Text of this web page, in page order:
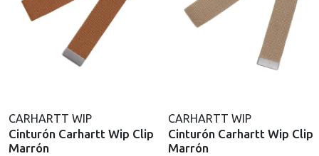
CARHARTT WIP
Cinturón Carhartt Wip Clip
Marrón
CARHARTT WIP
Cinturón Carhartt Wip Clip
Marrón